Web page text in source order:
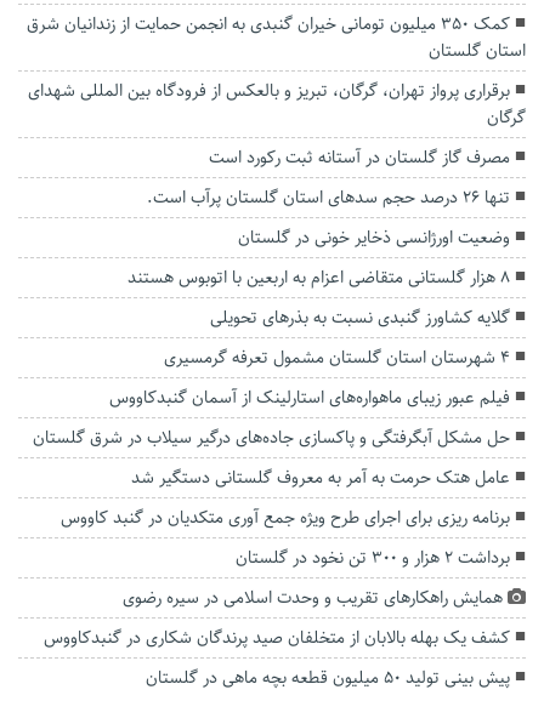
کمک ۳۵۰ میلیون تومانی خیران گنبدی به انجمن حمایت از زندانیان شرق
استان گلستان
برقراری پرواز تهران، گرگان، تبریز و بالعکس از فرودگاه بین المللی شهدای
گرگان
مصرف گاز گلستان در آستانه ثبت رکورد است
تنها ۲۶ درصد حجم سد‌های استان گلستان پرآب است.
وضعیت اورژانسی ذخایر خونی در گلستان
۸ هزار گلستانی متقاضی اعزام به اربعین با اتوبوس هستند
گلایه کشاورز گنبدی نسبت به بذرهای تحویلی
4 شهرستان استان گلستان مشمول تعرفه گرمسیری
فیلم عبور زیبای ماهواره‌های استارلینک از آسمان گنبدکاووس
حل مشکل آبگرفتگی و پاکسازی جاده‌های درگیر سیلاب در شرق گلستان
عامل هتک حرمت به آمر به معروف گلستانی دستگیر شد
برنامه ریزی برای اجرای طرح ویژه جمع آوری متکدیان در گنبد کاووس
برداشت ۲ هزار و ۳۰۰ تن نخود در گلستان
همایش راهکارهای تقریب و وحدت اسلامی در سیره رضوی
کشف یک بهله بالابان از متخلفان صید پرندگان شکاری در گنبدکاووس
پیش بینی تولید ۵۰ میلیون قطعه بچه ماهی در گلستان